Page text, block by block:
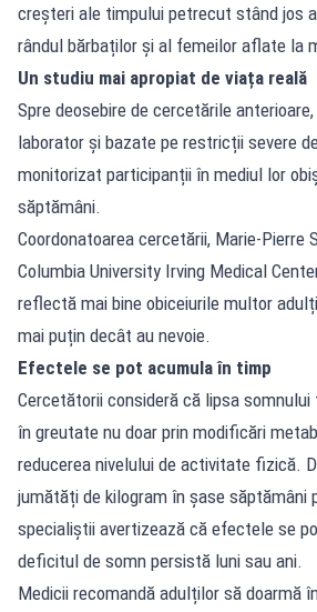
creșteri ale timpului petrecut stând jos
rândul bărbaților și al femeilor aflate la
Un studiu mai apropiat de viața reală
Spre deosebire de cercetările
laborator și bazate pe restricții severe
monitorizat participanții în mediul lor
săptămâni.
Coordonatoarea cercetării, Marie-Pierre
Columbia University Irving Medical
reflectă mai bine obiceiurile multor
mai puțin decât au nevoie.
Efectele se pot acumula în timp
Cercetătorii consideră că lipsa
în greutate nu doar prin modificări
reducerea nivelului de activitate fizică.
jumătăți de kilogram în șase săptămâni
specialiștii avertizează că efectele se
deficitul de somn persistă luni sau ani.
Medicii recomandă adulților să doarmă